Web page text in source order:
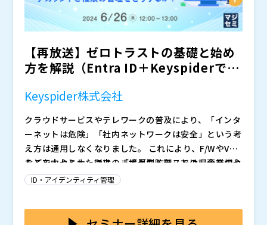
得ていただければ幸いです。ぜひこの機会にご参加くだ
さい。
株式会社オープンソース活用研究所（
） マジセミ株式
会社（） ※共催、協賛、協力、講演企業は将来的に追
加、削除される可能性があります。
【再放送】ゼロトラストの基礎と始め
方を解説（Entra ID＋Keyspiderで簡
Keyspider株式会社
クラウドサービスやテレワークの普及により、「インタ
ーネットは危険」「社内ネットワークは安全」という考
え方は通用しなくなりました。 これにより、F/WやVPN
などを中心とした従来の「境界型防御」では、企業のセ
キュリティを確保できなくなっています。 代わりに注
そこで本セミナーでは、まずゼロトラストの概要を初心
者向けに分かりやすく解説します。
Google Workspace などのオフィススイート ・Salesf
ID・アイデンティティ管理